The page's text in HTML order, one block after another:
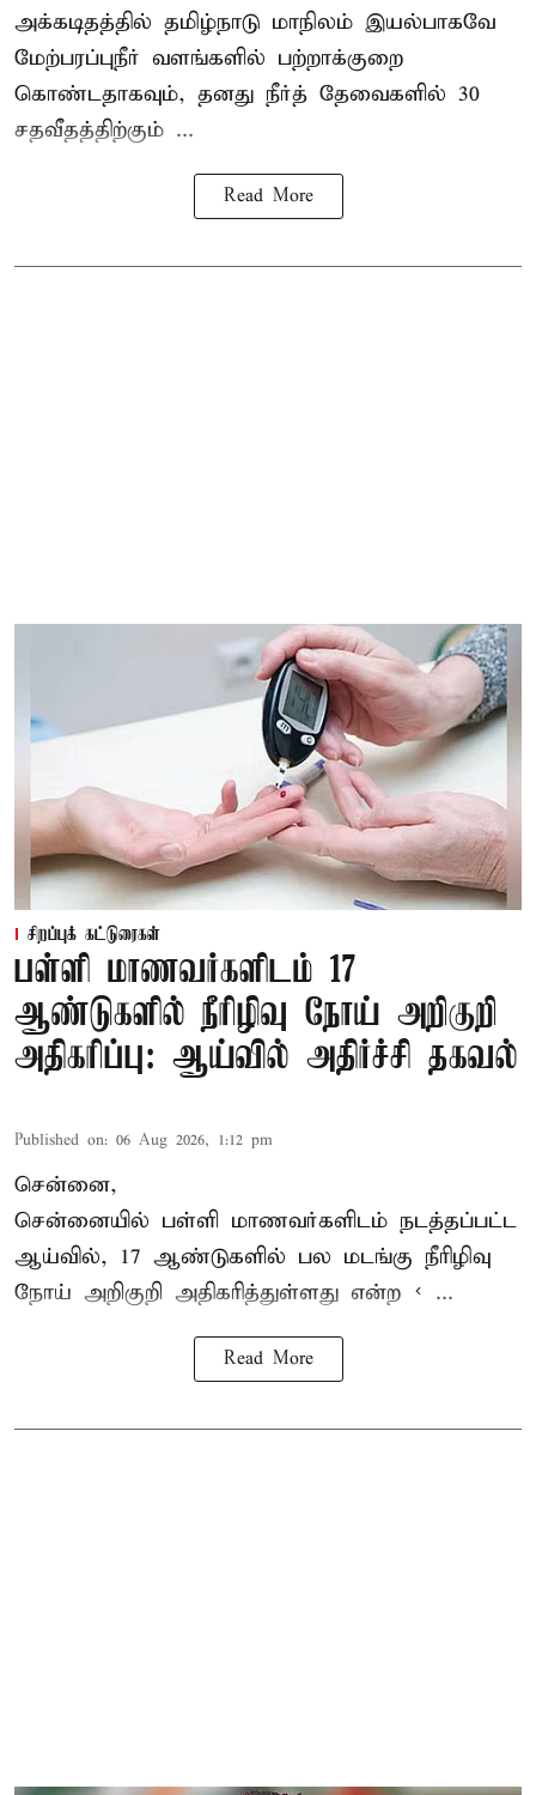
அக்கடிதத்தில் தமிழ்நாடு மாநிலம் இயல்பாகவே
மேற்பரப்புநீர் வளங்களில் பற்றாக்குறை
கொண்டதாகவும், தனது நீர்த் தேவைகளில் 30
சதவீதத்திற்கும் ...
Read More
சிறப்புக் கட்டுரைகள்
பள்ளி மாணவர்களிடம் 17
ஆண்டுகளில் நீரிழிவு நோய் அறிகுறி
அதிகரிப்பு: ஆய்வில் அதிர்ச்சி தகவல்
Published on: 06 Aug 2026, 1:12 pm
சென்னை,
சென்னையில் பள்ளி மாணவர்களிடம் நடத்தப்பட்ட
ஆய்வில், 17 ஆண்டுகளில் பல மடங்கு நீரிழிவு
நோய் அறிகுறி அதிகரித்துள்ளது என்ற < ...
Read More